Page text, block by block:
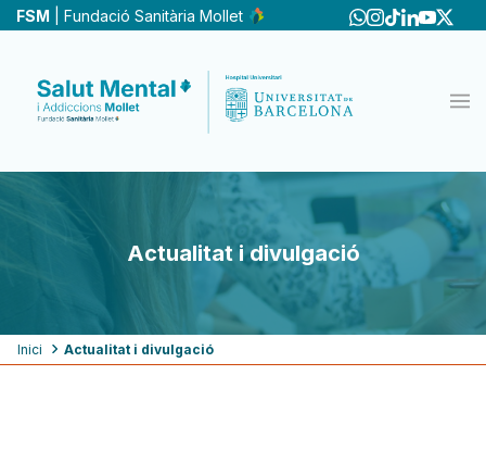
Vés
FSM | Fundació Sanitària Mollet
Actualitat i divulgació
Fil
Inici Actualitat i divulgació